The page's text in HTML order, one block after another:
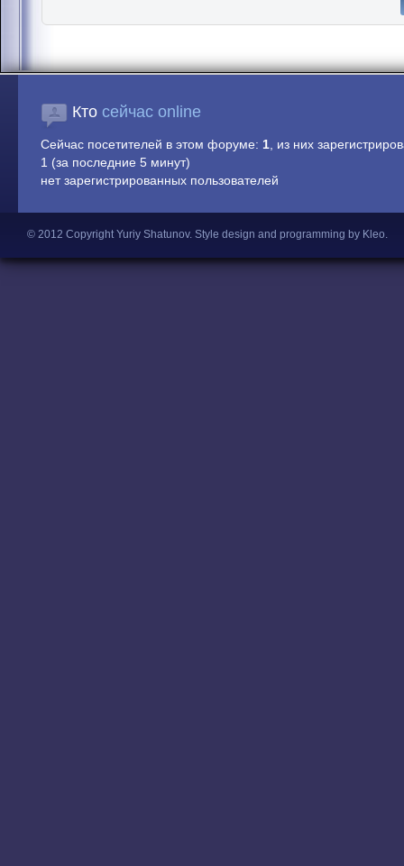
Кто сейчас online
Сейчас посетителей в этом форуме: 1, из них
1 (за последние 5 минут)
нет зарегистрированных пользователей
© 2012 Copyright Yuriy Shatunov. Style design and programming by Kleo.